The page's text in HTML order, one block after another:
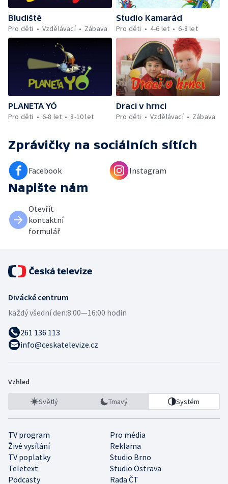
Bludiště
Pro děti
Vzdělávací Zábava
Studio Kamarád
Pro děti
4-6 let 6-8 let
PLANETA YÓ
Pro děti
6-8 let 8-10 let
Draci v hrnci
Pro děti
Vzdělávací Zábava
Zprávičky na sociálních sítích
Facebook Instagram
Napište nám
Otevřít
kontaktní
formulář
Divácké centrum
každý všední den:8:00—16:00 hodin
261 136 113
info@ceskatelevize.cz
Vzhled
Světlý Tmavý Systém
TV program
Pro média
Živé vysílání
Reklama
TV poplatky
Studio Brno
Teletext
Studio Ostrava
Podcasty
Rada ČT